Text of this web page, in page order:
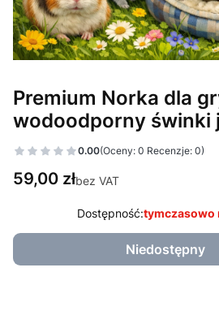
Premium Norka dla
wodoodporny świnki
0.00(Oceny: 0 Recenzje: 0)
Cena
59,00 złbez VAT
Dostępność:tymczasowo
Niedostępny